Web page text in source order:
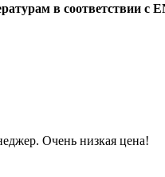
в соответствии с
Очень низкая цена!